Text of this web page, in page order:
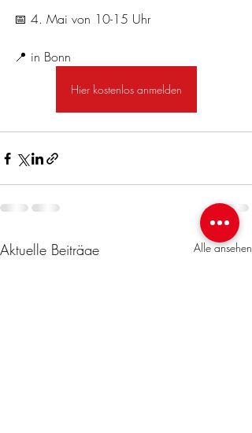
📅 4. Mai von 10-15 Uhr
📍 in Bonn
Hier kostenlos anmelden
Aktuelle Beiträge Alle ansehen